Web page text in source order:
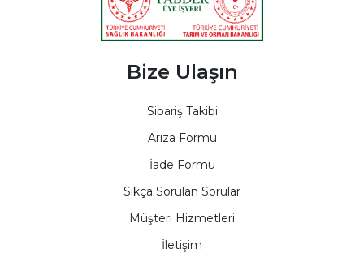
Bize Ulaşın
Sipariş Takibi
Arıza Formu
İade Formu
Sıkça Sorulan Sorular
Müşteri Hizmetleri
İletişim